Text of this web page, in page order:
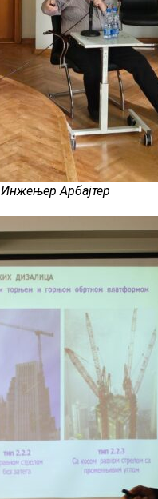
Инжењер Арбајтер